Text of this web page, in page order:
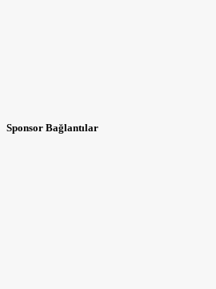
Sponsor Bağlantılar